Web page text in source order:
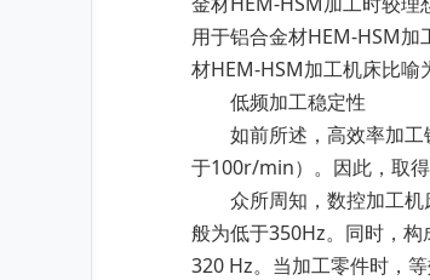
用于铝合金材HEM-HSM
材HEM-HSM加工机床比喻
低频加工稳定性
如前所述，高效率加工
于100r/min）。因此，取
众所周知，数控加工机
般为低于350Hz。同时，
320 Hz。当加工零件时，